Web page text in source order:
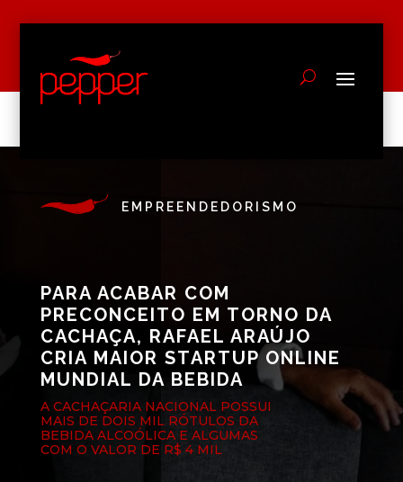
EMPREENDEDORISMO
PARA ACABAR COM
PRECONCEITO EM TORNO DA
CACHAÇA, RAFAEL ARAÚJO
CRIA MAIOR STARTUP ONLINE
MUNDIAL DA BEBIDA
A CACHAÇARIA NACIONAL POSSUI
MAIS DE DOIS MIL RÓTULOS DA
BEBIDA ALCOÓLICA E ALGUMAS
COM O VALOR DE R$ 4 MIL